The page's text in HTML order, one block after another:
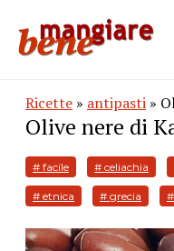
Ricette » antipasti »
Olive nere di
# facile # celiachia
# etnica # grecia